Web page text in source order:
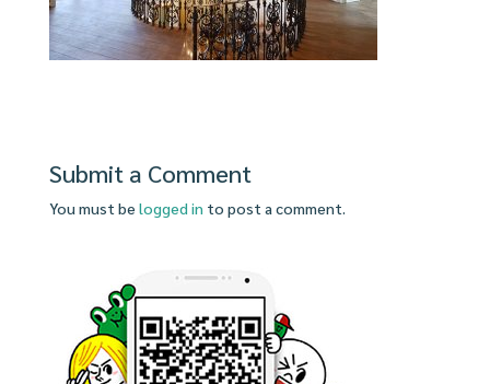
Submit a Comment
You must be logged in to post a comment.